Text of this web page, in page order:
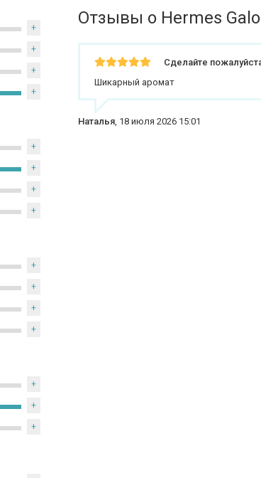
+
+
+
+
+
+
+
+
+
+
+
+
+
+
+
Отзывы о Hermes
Сделайте
Шикарный аромат
Наталья, 18 июля 2026 15:01